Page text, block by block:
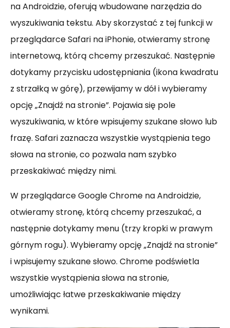
na Androidzie, oferują wbudowane narzędzia do
wyszukiwania tekstu. Aby skorzystać z tej funkcji w
przeglądarce Safari na iPhonie, otwieramy stronę
internetową, którą chcemy przeszukać. Następnie
dotykamy przycisku udostępniania (ikona kwadratu
z strzałką w górę), przewijamy w dół i wybieramy
opcję „Znajdź na stronie”. Pojawia się pole
wyszukiwania, w które wpisujemy szukane słowo lub
frazę. Safari zaznacza wszystkie wystąpienia tego
słowa na stronie, co pozwala nam szybko
przeskakiwać między nimi.
W przeglądarce Google Chrome na Androidzie,
otwieramy stronę, którą chcemy przeszukać, a
następnie dotykamy menu (trzy kropki w prawym
górnym rogu). Wybieramy opcję „Znajdź na stronie”
i wpisujemy szukane słowo. Chrome podświetla
wszystkie wystąpienia słowa na stronie,
umożliwiając łatwe przeskakiwanie między
wynikami.